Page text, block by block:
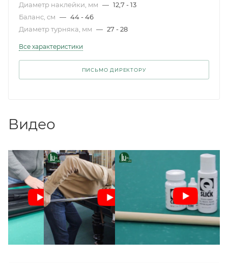
Диаметр наклейки, мм — 12,7 - 13
Баланс, см — 44 - 46
Диаметр турняка, мм — 27 - 28
Все характеристики
ПИСЬМО ДИРЕКТОРУ
Видео